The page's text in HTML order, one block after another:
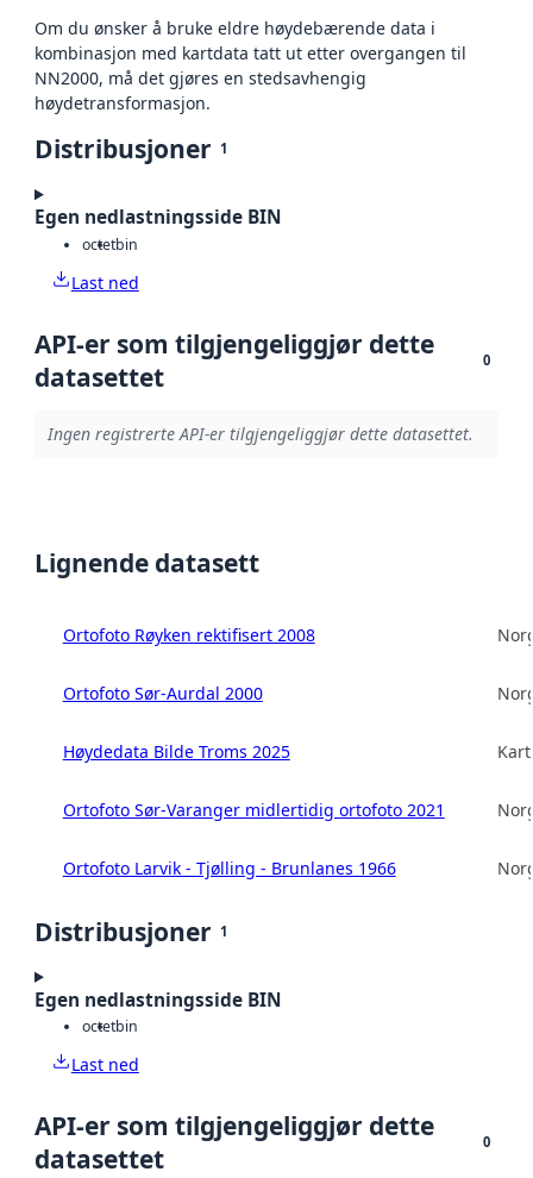
Om du ønsker å bruke eldre høydebærende data i
kombinasjon med kartdata tatt ut etter overgangen til
NN2000, må det gjøres en stedsavhengig
høydetransformasjon.
Distribusjoner 1
Egen nedlastningsside BIN
octetbin
Last ned
API-er som tilgjengeliggjør dette
datasettet
0
Ingen registrerte API-er tilgjengeliggjør dette datasettet.
Lignende datasett
Ortofoto Røyken rektifisert 2008
Ortofoto Sør-Aurdal 2000
Høydedata Bilde Troms 2025
Ortofoto Sør-Varanger midlertidig ortofoto 2021
Ortofoto Larvik - Tjølling - Brunlanes 1966
Distribusjoner 1
Egen nedlastningsside BIN
octetbin
Last ned
API-er som tilgjengeliggjør dette
datasettet
0